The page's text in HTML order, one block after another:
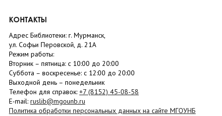
КОНТАКТЫ
Адрес Библиотеки: г. Мурманск,
ул. Софьи Перовской, д. 21А
Режим работы:
Вторник – пятница: с 10:00 до 20:00
Суббота – воскресенье: c 12:00 до 20:00
Выходной день – понедельник
Телефон для справок: +7 (8152) 45-08-58
E-mail: ruslib@mgounb.ru
Политика обработки персональных данных на сайте МГОУНБ